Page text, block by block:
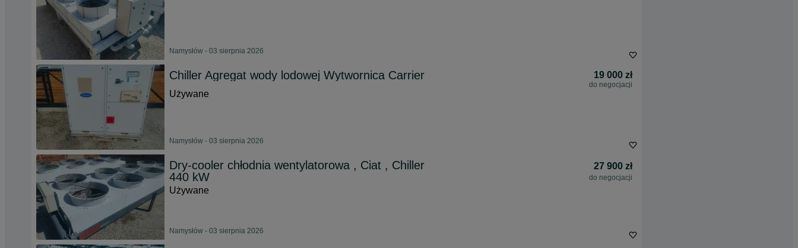
Namysłów - 03 sierpnia 2026
Chiller Agregat wody lodowej Wytwornica Carrier 19 000 zł
do negocjacji
Używane
Namysłów - 03 sierpnia 2026
Dry-cooler chłodnia wentylatorowa , Ciat , Chiller
440 kW
27 900 zł
do negocjacji
Używane
Namysłów - 03 sierpnia 2026